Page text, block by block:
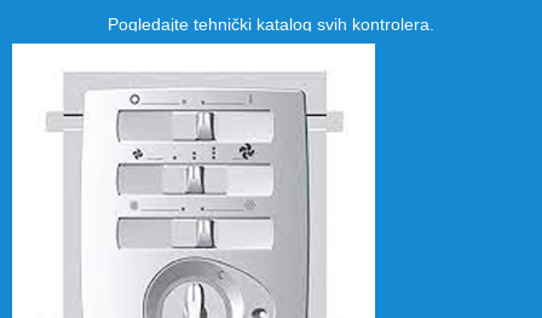
Pogledajte tehnički katalog svih kontrolera.